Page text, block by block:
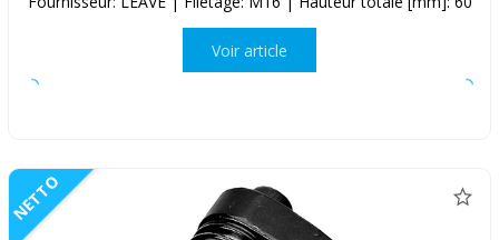
Voir article
NETTO